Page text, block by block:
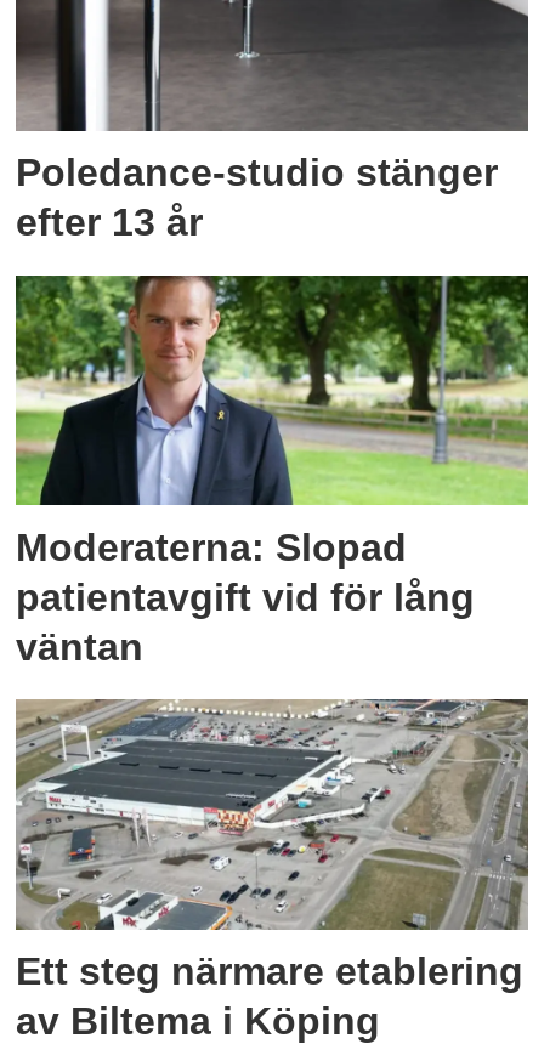
Poledance-studio stänger
efter 13 år
Moderaterna: Slopad
patientavgift vid för lång
väntan
Ett steg närmare etablering
av Biltema i Köping